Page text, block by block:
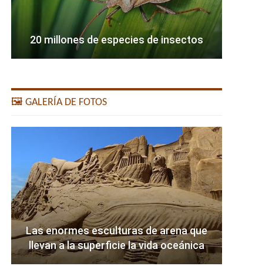
20 millones de especies de insectos
🖼️ GALERÍA DE FOTOS
Las enormes esculturas de arena que
llevan a la superficie la vida oceánica